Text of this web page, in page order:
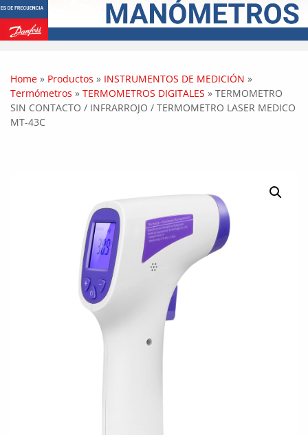
Home » Productos » INSTRUMENTOS DE MEDICIÓN »
Termómetros » TERMOMETROS DIGITALES » TERMOMETRO
SIN CONTACTO / INFRARROJO / TERMOMETRO LASER MEDICO
MT-43C